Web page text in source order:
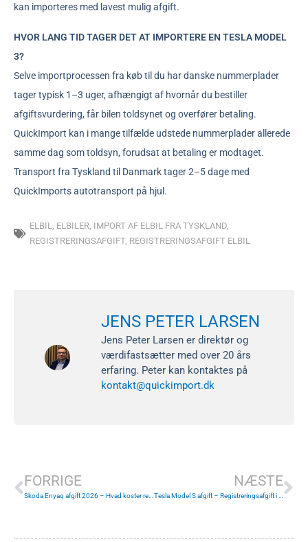
kan importeres med lavest mulig afgift.
HVOR LANG TID TAGER DET AT IMPORTERE EN TESLA MODEL
3?
Selve importprocessen fra køb til du har danske nummerplader
tager typisk 1–3 uger, afhængigt af hvornår du bestiller
afgiftsvurdering, får bilen toldsynet og overfører betaling.
QuickImport kan i mange tilfælde udstede nummerplader allerede
samme dag som toldsyn, forudsat at betaling er modtaget.
Transport fra Tyskland til Danmark tager 2–5 dage med
QuickImports autotransport på hjul.
ELBIL, ELBILER, IMPORT AF ELBIL FRA TYSKLAND,
REGISTRERINGSAFGIFT, REGISTRERINGSAFGIFT ELBIL
JENS PETER LARSEN
Jens Peter Larsen er direktør og
værdifastsætter med over 20 års
erfaring. Peter kan kontaktes på
kontakt@quickimport.dk
FORRIGE
Skoda Enyaq afgift 2026 – Hvad koster registreringsafgiften?
NÆSTE
Tesla Model S afgift – Registreringsafgift i 2026